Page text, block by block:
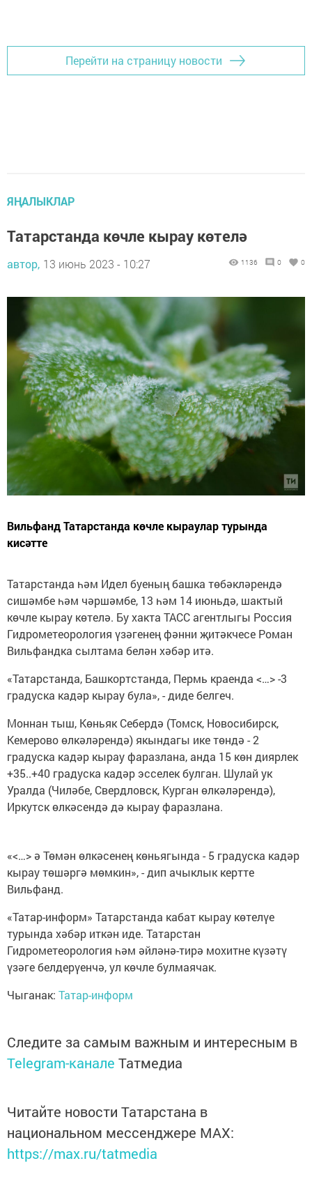
Перейти на страницу новости
ЯҢАЛЫКЛАР
Татарстанда көчле кырау көтелә
автор, 13 июнь 2023 - 10:27 1136 0 0
Вильфанд Татарстанда көчле кыраулар турында
кисәтте
Татарстанда һәм Идел буеның башка төбәкләрендә
сишәмбе һәм чәршәмбе, 13 һәм 14 июньдә, шактый
көчле кырау көтелә. Бу хакта ТАСС агентлыгы Россия
Гидрометеорология үзәгенең фәнни җитәкчесе Роман
Вильфандка сылтама белән хәбәр итә.
«Татарстанда, Башкортстанда, Пермь краенда <…> -3
градуска кадәр кырау була», - диде белгеч.
Моннан тыш, Көньяк Себердә (Томск, Новосибирск,
Кемерово өлкәләрендә) якындагы ике төндә - 2
градуска кадәр кырау фаразлана, анда 15 көн диярлек
+35..+40 градуска кадәр эсселек булган. Шулай ук
Уралда (Чиләбе, Свердловск, Курган өлкәләрендә),
Иркутск өлкәсендә дә кырау фаразлана.
«<…> ә Төмән өлкәсенең көньягында - 5 градуска кадәр
кырау төшәргә мөмкин», - дип ачыклык кертте
Вильфанд.
«Татар-информ» Татарстанда кабат кырау көтелүе
турында хәбәр иткән иде. Татарстан
Гидрометеорология һәм әйләнә-тирә мохитне күзәтү
үзәге белдерүенчә, ул көчле булмаячак.
Чыганак: Татар-информ
Следите за самым важным и интересным в
Telegram-канале Татмедиа
Читайте новости Татарстана в
национальном мессенджере MАХ:
https://max.ru/tatmedia